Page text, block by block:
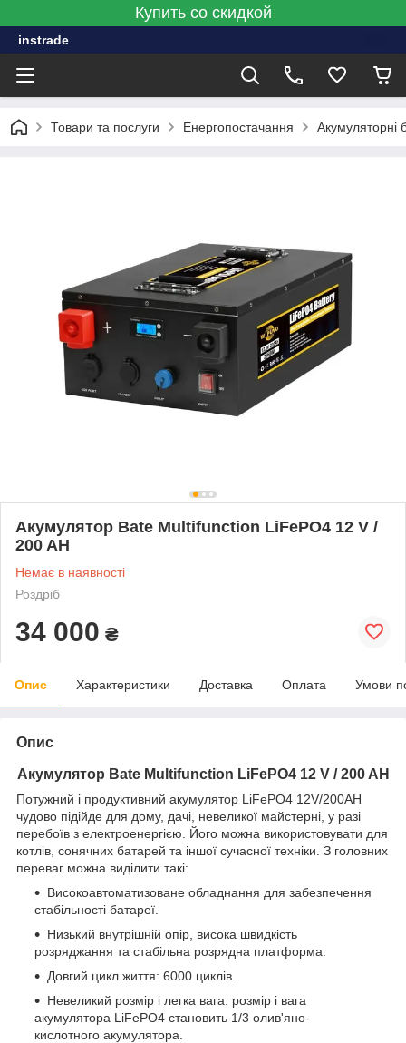
Купить со скидкой
instrade
Товари та послуги Енергопостачання Акумуляторні
Акумулятор Bate Multifunction LiFePO4 12 V /
200 AH
Немає в наявності
Роздріб
34 000 ₴
Опис Характеристики Доставка Оплата Умови
Опис
Акумулятор Bate Multifunction LiFePO4 12 V / 200 AH
Потужний і продуктивний акумулятор LiFePO4 12V/200AH
чудово підійде для дому, дачі, невеликої майстерні, у разі
перебоїв з електроенергією. Його можна використовувати для
котлів, сонячних батарей та іншої сучасної техніки. З головних
переваг можна виділити такі:
Високоавтоматизоване обладнання для забезпечення
стабільності батареї.
Низький внутрішній опір, висока швидкість
розряджання та стабільна розрядна платформа.
Довгий цикл життя: 6000 циклів.
Невеликий розмір і легка вага: розмір і вага
акумулятора LiFePO4 становить 1/3 олив'яно-
кислотного акумулятора.